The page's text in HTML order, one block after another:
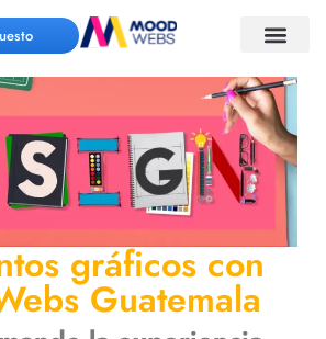
gráficos con
Guatemala